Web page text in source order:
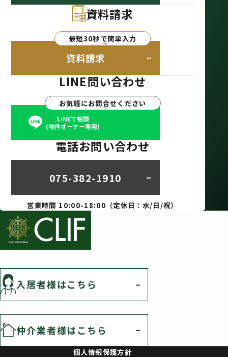
資料請求
最短30秒で簡単入力
資料請求
LINE問い合わせ
お気軽にお問合せください
LINEで相談
(物件オーナー専用)
電話お問い合わせ
075-382-1910
営業時間 10:00-18:00（定休日：水/日/祝）
入居者様はこちら
仲介業者様はこちら
個人情報保護方針